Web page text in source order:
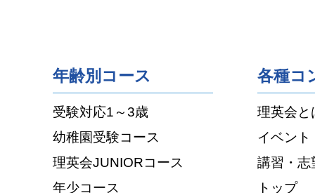
年齢別コース
受験対応1～3歳
幼稚園受験コース
理英会JUNIORコース
年少コース
各種コ
理英会と
イベント
講習・志
トップ